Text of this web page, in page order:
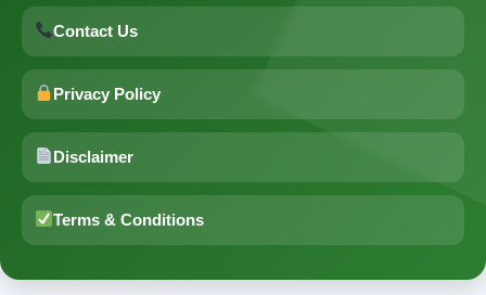
Contact Us
Privacy Policy
Disclaimer
Terms & Conditions